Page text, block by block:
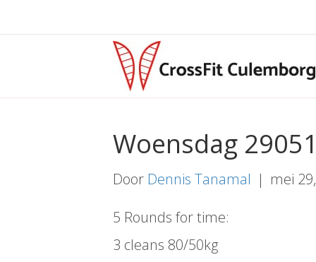
Woensdag
Door Dennis Tanamal | mei
5 Rounds for time:
3 cleans 80/50kg